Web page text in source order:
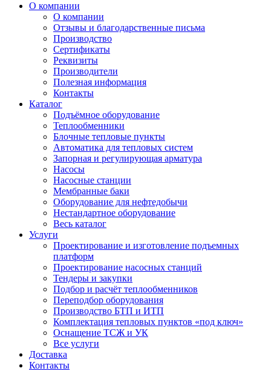
О компании
О компании
Отзывы и благодарственные письма
Производство
Сертификаты
Реквизиты
Производители
Полезная информация
Контакты
Каталог
Подъёмное оборудование
Теплообменники
Блочные тепловые пункты
Автоматика для тепловых систем
Запорная и регулирующая арматура
Насосы
Насосные станции
Мембранные баки
Оборудование для нефтедобычи
Нестандартное оборудование
Весь каталог
Услуги
Проектирование и изготовление подъемных
платформ
Проектирование насосных станций
Тендеры и закупки
Подбор и расчёт теплообменников
Переподбор оборудования
Производство БТП и ИТП
Комплектация тепловых пунктов «под ключ»
Оснащение ТСЖ и УК
Все услуги
Доставка
Контакты